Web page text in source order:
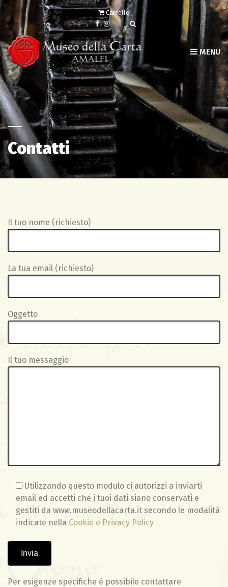
Carrello
MENU
Contatti
Il tuo nome (richiesto)
La tua email (richiesto)
Oggetto
Il tuo messaggio
Utilizzando questo modulo ci autorizzi a inviarti
email ed accetti che i tuoi dati siano conservati e
gestiti da www.museodellacarta.it secondo le modalità
indicate nella Cookie e Privacy Policy
Per esigenze specifiche è possibile contattare